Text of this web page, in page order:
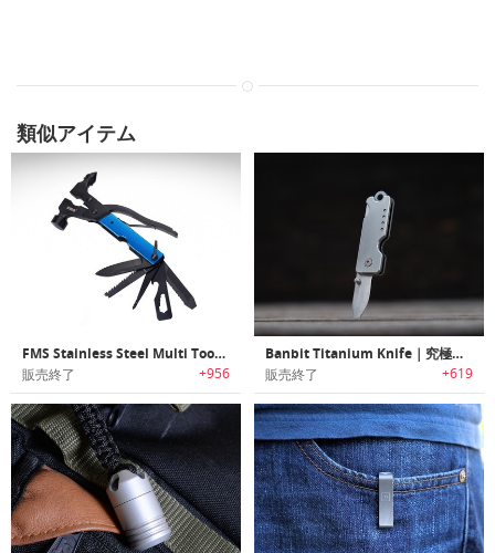
類似アイテム
FMS Stainless Steel Multi Tool｜緊急時やサバイバルに最適なステンレス製マルチツール
販売終了 +956
Banbit Titanium Knife｜究極のチタン製キーチェーンナイフ「バンディッド」
販売終了 +619